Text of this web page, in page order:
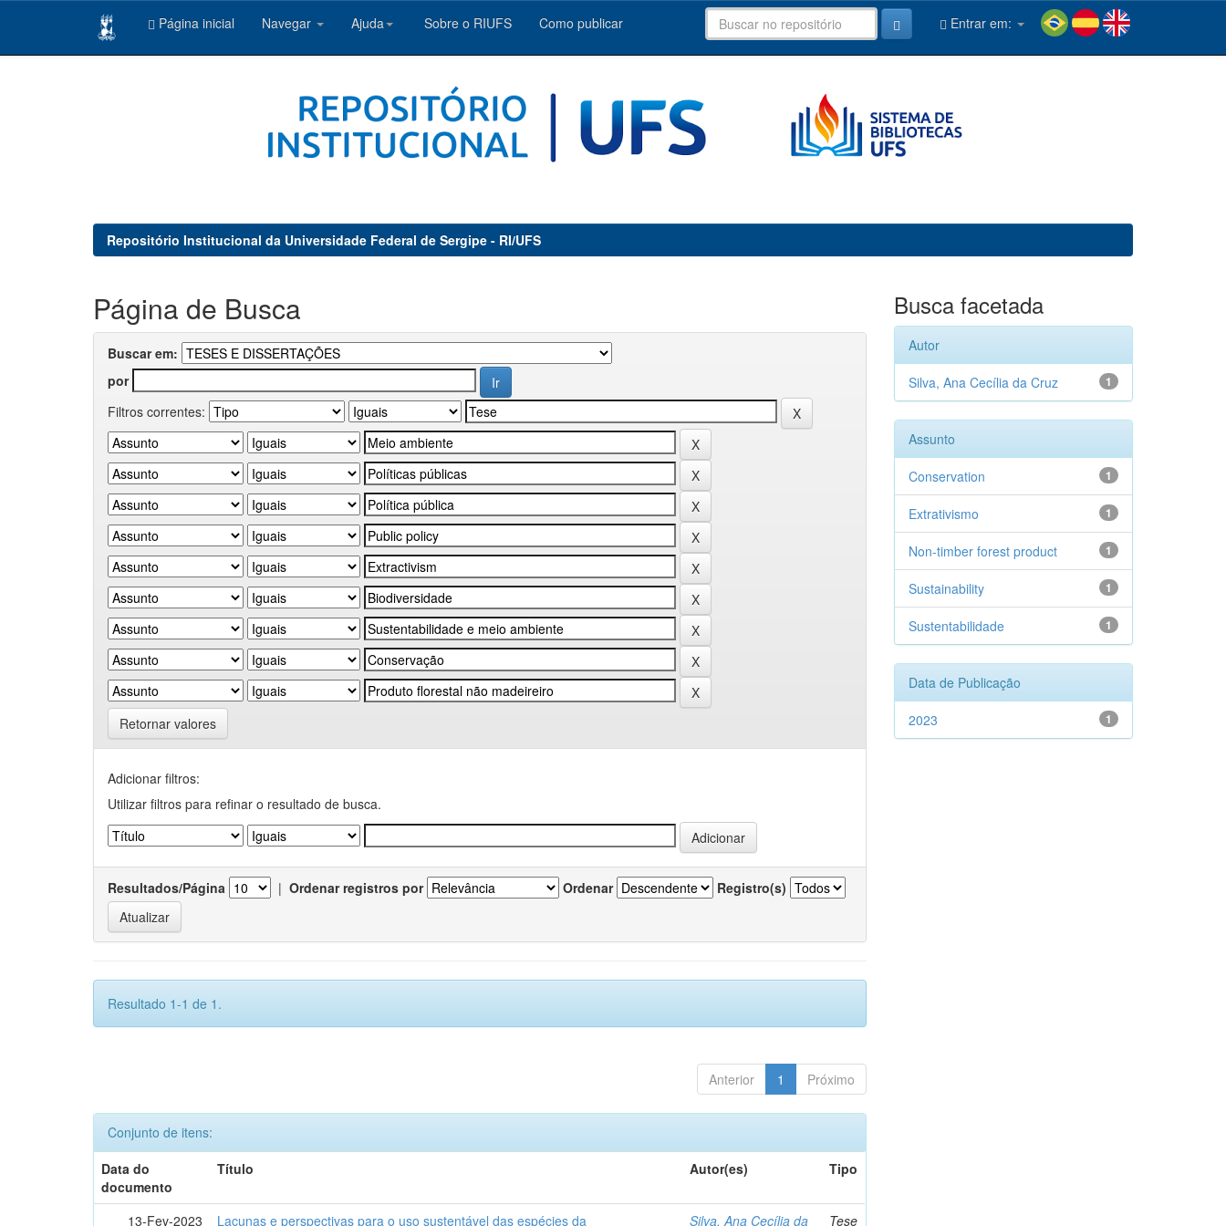
Página inicial Navegar Ajuda Sobre o RIUFS Como publicar Entrar em:
Repositório Institucional da Universidade Federal de Sergipe - RI/UFS
Página de Busca
Buscar em:
por
Filtros correntes:
Retornar valores
Adicionar filtros:
Utilizar filtros para refinar o resultado de busca.
Resultados/Página | Ordenar registros por Ordenar Registro(s)
Resultado 1-1 de 1.
Anterior 1 Próximo
Conjunto de itens:
Data do
documento
Título Autor(es) Tipo
13-Fev-2023 Lacunas e perspectivas para o uso sustentável das espécies da Silva, Ana Cecília da Tese
Busca facetada
Autor
1
Silva, Ana Cecília da Cruz
Assunto
1
Conservation
1
Extrativismo
1
Non-timber forest product
1
Sustainability
1
Sustentabilidade
Data de Publicação
1
2023